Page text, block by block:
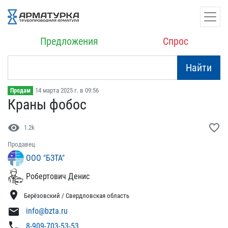
Предложения Спрос
Найти
Продам 14 марта 2025 г. в 09:56
Краны фобос
visibility 1.2k favorite_border
Продавец
ООО "БЗТА"
Робертович Денис
location_on Берёзовский / Свердловская область
mail info@bzta.ru